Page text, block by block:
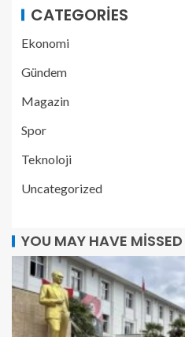
CATEGORIES
Ekonomi
Gündem
Magazin
Spor
Teknoloji
Uncategorized
YOU MAY HAVE MISSED